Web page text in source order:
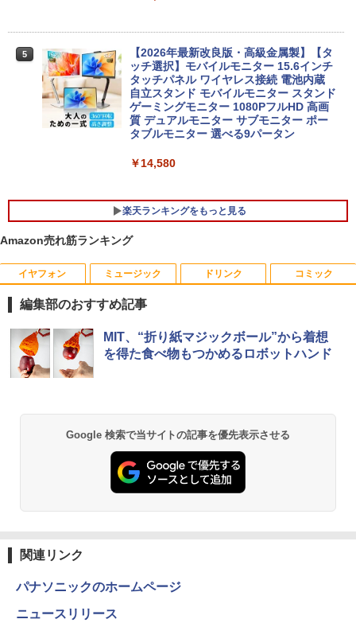
￥19,800
MS限定クーポンあり! 【Win11正式対
応】Webカメラ&テンキー付き ノートパ
ソコン 中古 パソコン メモリ 8GB 最大3
ore i5搭載 DVD 中古ノートパソコン Win
￥29,800
ム 本体のみ PC 高スペッ 初期設定済み
￥45,700
【中古】初心者も安心！おまかせゲーミ
ングセット SILVER 中古デスクトップPC
Win11 Office 24型液晶 ゲーミングキー
￥65,980
5
【2026年最新改良版・高級金属製】【タ
ッチ選択】モバイルモニター 15.6インチ
タッチパネル ワイヤレス接続 電池内蔵
自立スタンド モバイルモニター スタンド
ゲーミングモニター 1080PフルHD 高画
質 デュアルモニター サブモニター ポー
タブルモニター 選べる9パータン
￥14,580
楽天ランキングをもっと見る
1
ちいかわ なんか小さくてかわいいやつ
（7）なんか飛び出ていろいろ貼れるフォ
トアルバム付き特装版 （講談社キャラク
￥3,630
ゼイ ]
￥1,980
￥30,030
Amazon売れ筋ランキング
イヤフォン
Anker Soundcore P40i オフホワイト
￥7,990
Anker Soundcore P31i ブラック
￥5,990
ミュージック
BRUCE WAYNE feat. Flo Milli, ATL Jacob
[Explicit]
BRUCE WAYNE feat. Flo Milli, ATL Jacob
￥250
ドリンク
【Amazon.co.jp限定】 い・ろ・は・す 2L P
ET ラベルレス ×8本
by Amazon 天然水 ラベルレス 500ml ×24本
ウォーター ペットボトル 静岡県産 500ミリリ
ットル (Smart Basic)
コミック
薬屋のひとりごと 17巻 (デジタル版ビッグガ
ンガンコミックス)
異世界居酒屋「のぶ」(22) (角川コミックス・
￥832
編集部のおすすめ記事
MIT、“折り紙マジックボール”から着想
を得た食べ物もつかめるロボットハンド
Google 検索で当サイトの記事を優先表示させる
関連リンク
パナソニックのホームページ
ニュースリリース